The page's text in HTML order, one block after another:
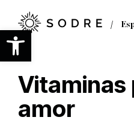
Abrir barra
contenido
principal
Vitaminas
amor